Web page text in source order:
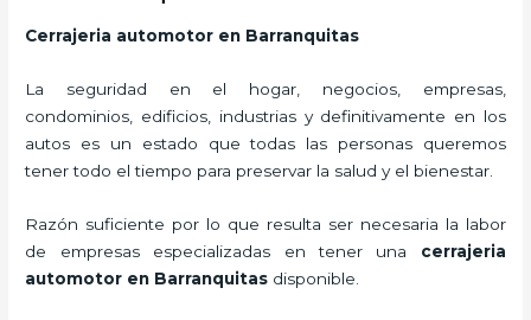
Cerrajeria automotor en Barranquitas
La seguridad en el hogar, negocios, empresas,
condominios, edificios, industrias y definitivamente en los
autos es un estado que todas las personas queremos
tener todo el tiempo para preservar la salud y el bienestar.
Razón suficiente por lo que resulta ser necesaria la labor
de empresas especializadas en tener una cerrajeria
automotor en Barranquitas disponible.